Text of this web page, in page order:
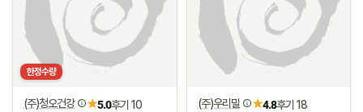
한정수량
(주)청오건강 ★5.0후기 10 (주)우리밀 ★4.8후기 18